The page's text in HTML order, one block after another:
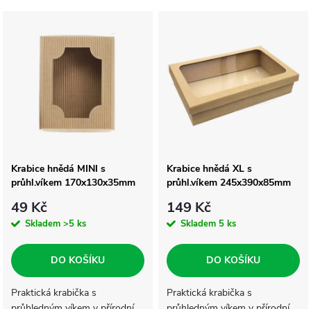
p
r
o
d
Nejprodávanější
s
p
r
o
Krabice hnědá MINI s
průhl.víkem 170x130x35mm
49 Kč
Skladem >5 ks
DO KOŠÍKU
Praktická krabička s
Krabice hnědá XL s
průhl.víkem 245x390x85mm
149 Kč
Skladem 5 ks
DO KOŠÍKU
Praktická krabička s